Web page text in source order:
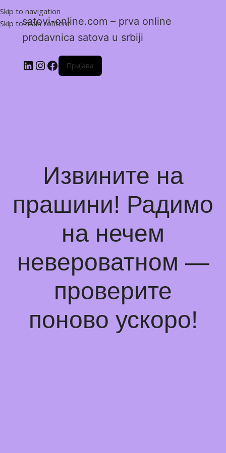
Skip to navigation
Skip to main content
satovi-online.com – prva online
prodavnica satova u srbiji
Пријава
Извините на
прашини! Радимо
на нечем
невероватном —
проверите
поново ускоро!